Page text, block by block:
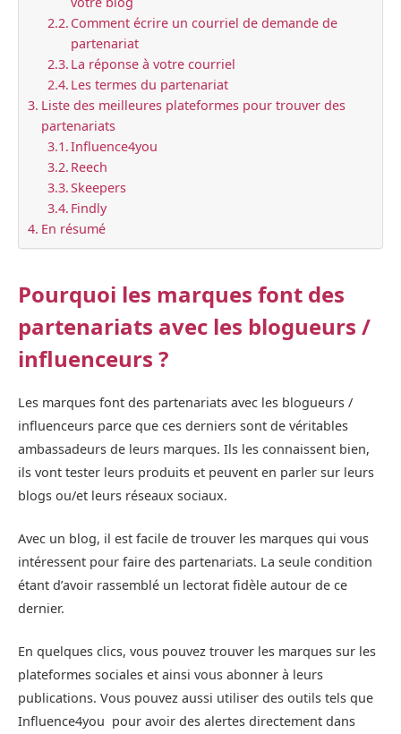
Comment écrire un courriel de demande de
partenariat
La réponse à votre courriel
Les termes du partenariat
Liste des meilleures plateformes pour trouver des
partenariats
Influence4you
Reech
Skeepers
Findly
En résumé
Pourquoi les marques font des
partenariats avec les blogueurs /
influenceurs ?
Les marques font des partenariats avec les blogueurs /
influenceurs parce que ces derniers sont de véritables
ambassadeurs de leurs marques. Ils les connaissent bien,
ils vont tester leurs produits et peuvent en parler sur leurs
blogs ou/et leurs réseaux sociaux.
Avec un blog, il est facile de trouver les marques qui vous
intéressent pour faire des partenariats. La seule condition
étant d’avoir rassemblé un lectorat fidèle autour de ce
dernier.
En quelques clics, vous pouvez trouver les marques sur les
plateformes sociales et ainsi vous abonner à leurs
publications. Vous pouvez aussi utiliser des outils tels que
Influence4you pour avoir des alertes directement dans